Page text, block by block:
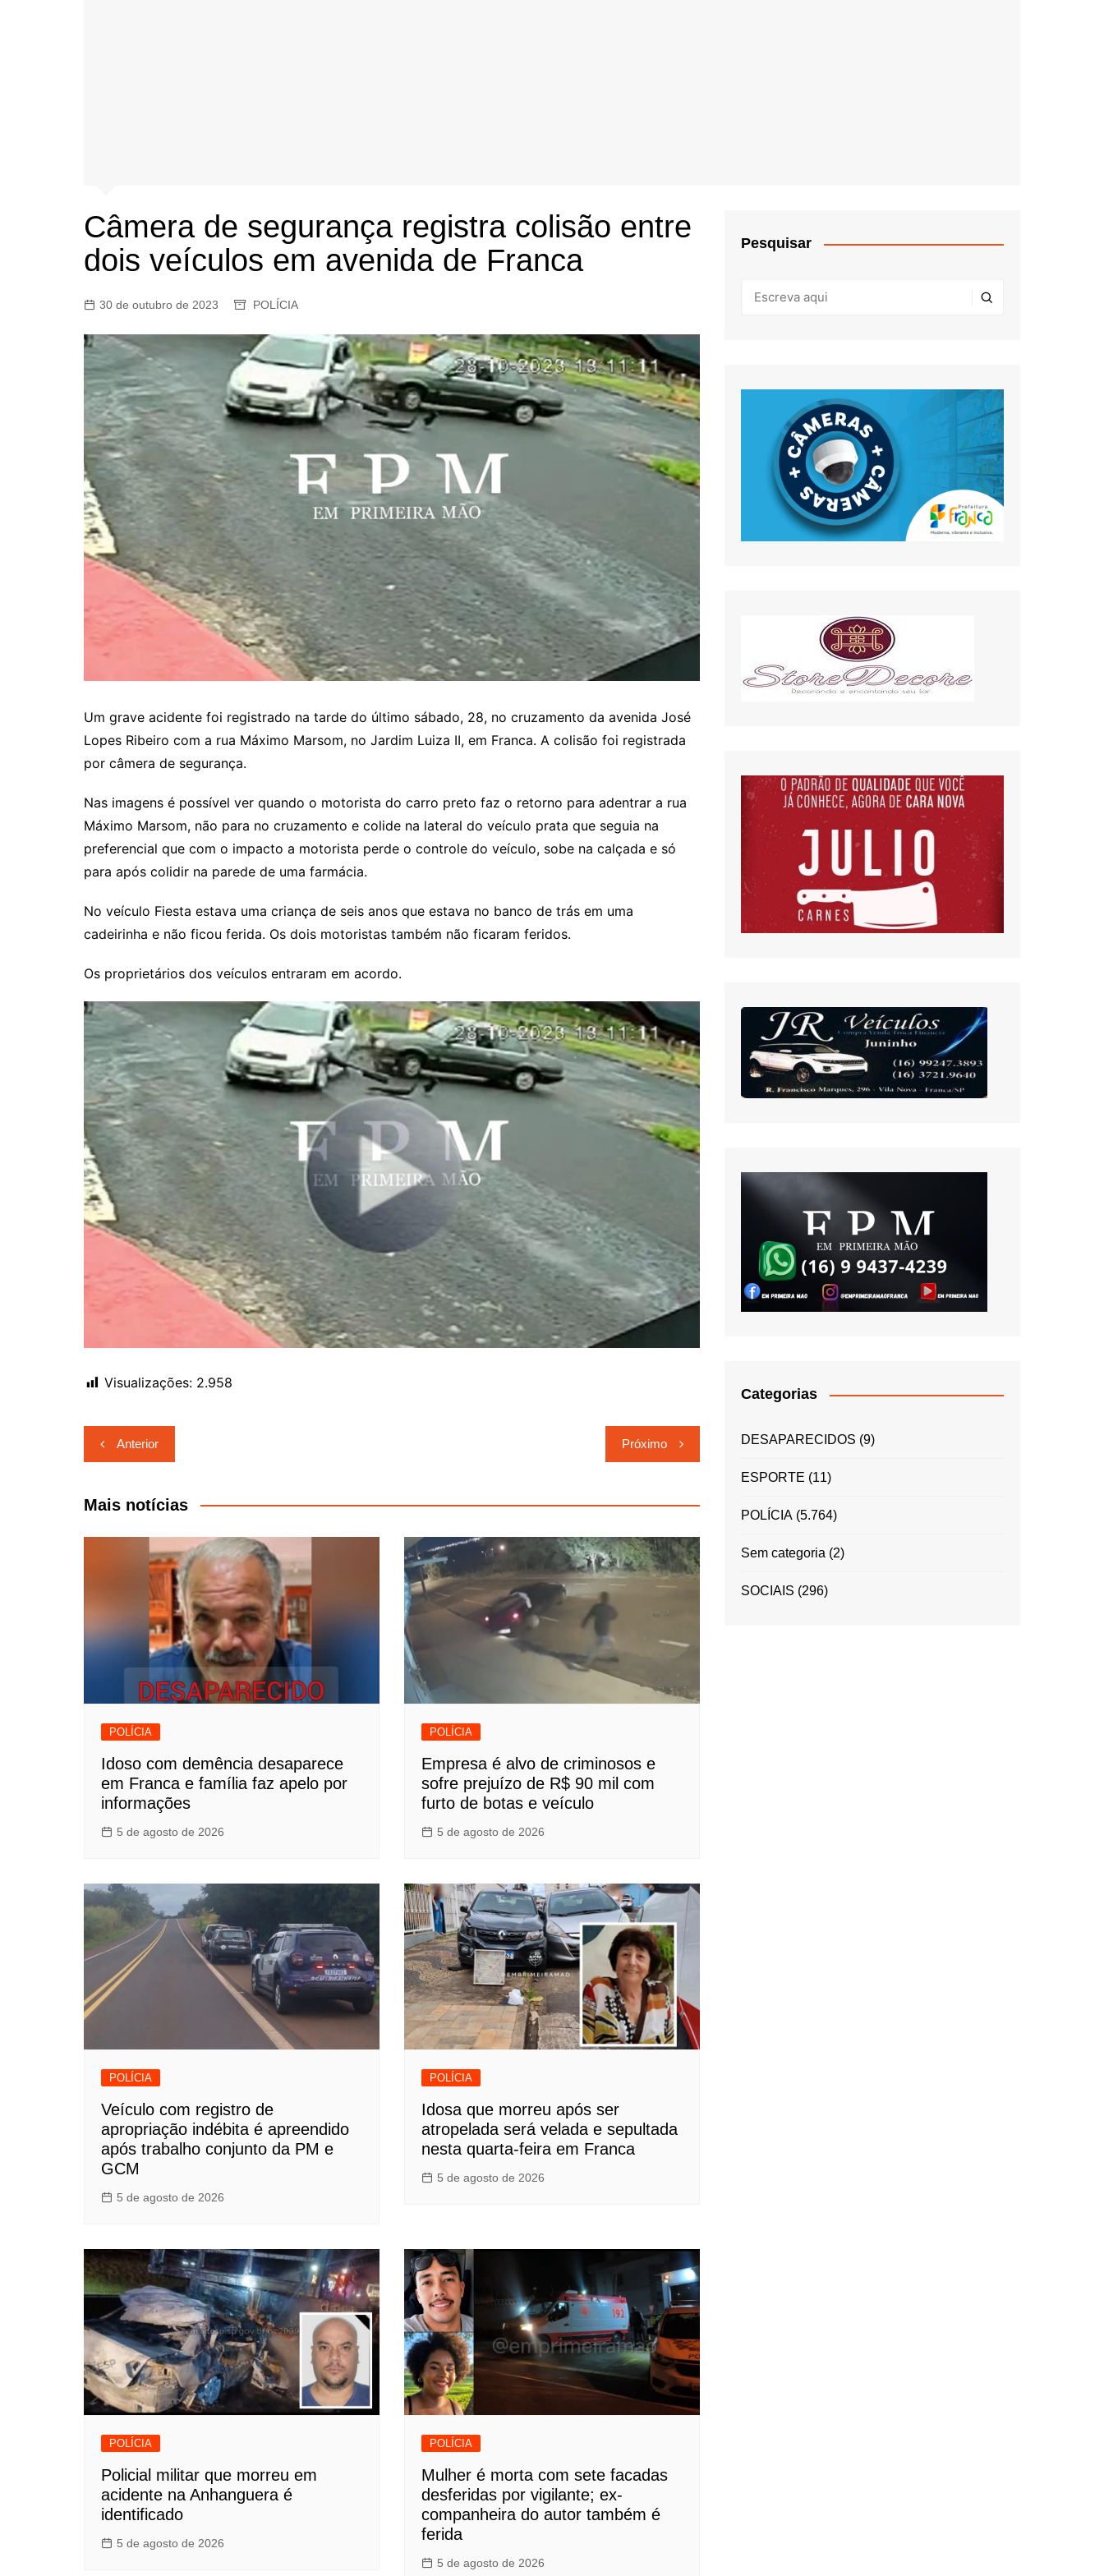
Câmera de segurança registra colisão entre
dois veículos em avenida de Franca
30 de outubro de 2023 POLÍCIA
Um grave acidente foi registrado na tarde do último sábado, 28, no cruzamento da avenida José
Lopes Ribeiro com a rua Máximo Marsom, no Jardim Luiza II, em Franca. A colisão foi registrada
por câmera de segurança.
Nas imagens é possível ver quando o motorista do carro preto faz o retorno para adentrar a rua
Máximo Marsom, não para no cruzamento e colide na lateral do veículo prata que seguia na
preferencial que com o impacto a motorista perde o controle do veículo, sobe na calçada e só
para após colidir na parede de uma farmácia.
No veículo Fiesta estava uma criança de seis anos que estava no banco de trás em uma
cadeirinha e não ficou ferida. Os dois motoristas também não ficaram feridos.
Os proprietários dos veículos entraram em acordo.
Visualizações: 2.958
Navegação
de
Post
Anterior Próximo
Mais notícias
POLÍCIA
Idoso com demência desaparece
em Franca e família faz apelo por
informações
5 de agosto de 2026
POLÍCIA
Empresa é alvo de criminosos e
sofre prejuízo de R$ 90 mil com
furto de botas e veículo
5 de agosto de 2026
POLÍCIA
Veículo com registro de
apropriação indébita é apreendido
após trabalho conjunto da PM e
GCM
5 de agosto de 2026
POLÍCIA
Idosa que morreu após ser
atropelada será velada e sepultada
nesta quarta-feira em Franca
5 de agosto de 2026
POLÍCIA
Policial militar que morreu em
acidente na Anhanguera é
identificado
5 de agosto de 2026
POLÍCIA
Mulher é morta com sete facadas
desferidas por vigilante; ex-
companheira do autor também é
ferida
5 de agosto de 2026
Pesquisar
Categorias
DESAPARECIDOS (9)
ESPORTE (11)
POLÍCIA (5.764)
Sem categoria (2)
SOCIAIS (296)